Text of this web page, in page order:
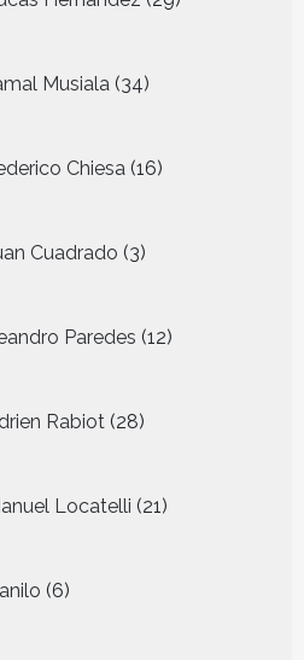
producten
Musiala 34
producten
Chiesa 16
producten
Cuadrado 3
producten
Paredes 12
producten
Rabiot 28
producten
Locatelli 21
producten
6
producten